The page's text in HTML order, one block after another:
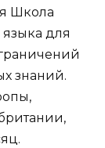
Школа
языка для
знаний.